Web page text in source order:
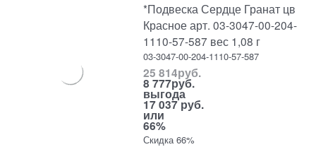
*Подвеска Сердце Гранат цв
Красное арт. 03-3047-00-204-
1110-57-587 вес 1,08 г
03-3047-00-204-1110-57-587
25 814руб.
8 777руб.
выгода
17 037 руб.
или
66%
Скидка 66%